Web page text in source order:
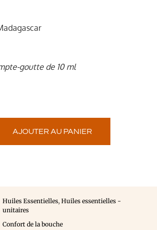
goutte de 10 ml
AJOUTER AU PANIER
Huiles Essentielles, Huiles essentielles -
unitaires
Confort de la bouche